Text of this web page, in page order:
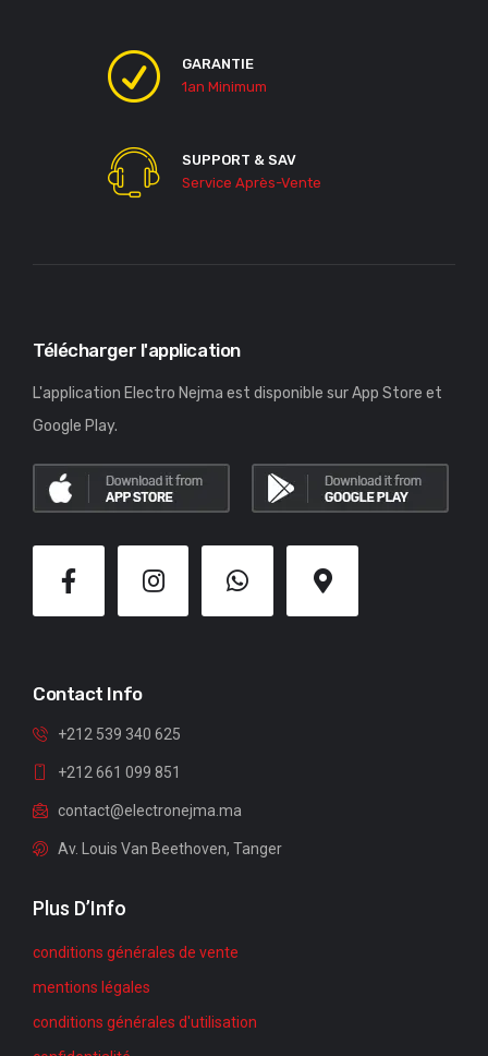
GARANTIE
1an Minimum
SUPPORT & SAV
Service Après-Vente
Télécharger l'application
L'application Electro Nejma est disponible sur App Store et
Google Play.
Contact Info
+212 539 340 625
+212 661 099 851
contact@electronejma.ma
Av. Louis Van Beethoven, Tanger
Plus D’Info
conditions générales de vente
mentions légales
conditions générales d'utilisation